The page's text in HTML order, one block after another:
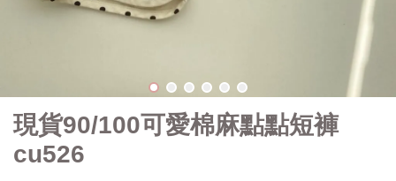
現貨90/100可愛棉麻點點短褲
cu526